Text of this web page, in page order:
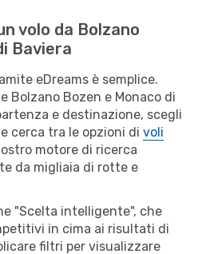
volo da Bolzano
Baviera
eDreams è semplice.
Bolzano Bozen e Monaco di
e destinazione, scegli
cerca tra le opzioni di voli
motore di ricerca
da migliaia di rotte e
"Scelta intelligente", che
in cima ai risultati di
filtri per visualizzare